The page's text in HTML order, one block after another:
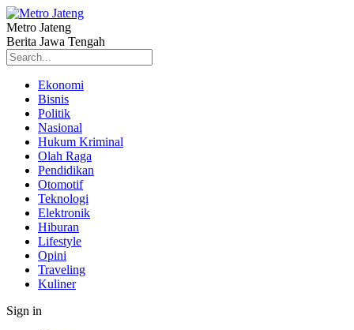
Metro Jateng
Berita Jawa Tengah
Ekonomi
Bisnis
Politik
Nasional
Hukum Kriminal
Olah Raga
Pendidikan
Otomotif
Teknologi
Elektronik
Hiburan
Lifestyle
Opini
Traveling
Kuliner
Sign in